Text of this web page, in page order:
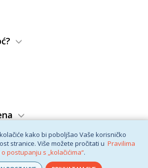
kako bi poboljšao Vaše korisničko
stranice. Više možete pročitati u Pravilima
postupanju s „kolačićima“.